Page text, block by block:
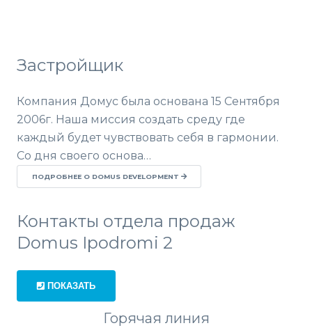
Застройщик
Компания Домус была основана 15 Сентября
2006г. Наша миссия создать среду где
каждый будет чувствовать себя в гармонии.
Со дня своего основа…
ПОДРОБНЕЕ О DOMUS DEVELOPMENT
Контакты отдела продаж
Domus Ipodromi 2
ПОКАЗАТЬ
Горячая линия